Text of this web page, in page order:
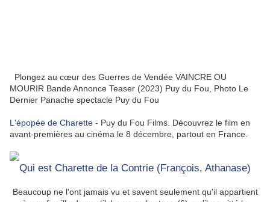
Plongez au cœur des Guerres de Vendée VAINCRE OU
MOURIR Bande Annonce Teaser (2023) Puy du Fou, Photo Le
Dernier Panache spectacle Puy du Fou
L'épopée de Charette - Puy du Fou Films. Découvrez le film en
avant-premières au cinéma le 8 décembre, partout en France.
Qui est Charette de la Contrie (François, Athanase)
Beaucoup ne l'ont jamais vu et savent seulement qu'il appartient